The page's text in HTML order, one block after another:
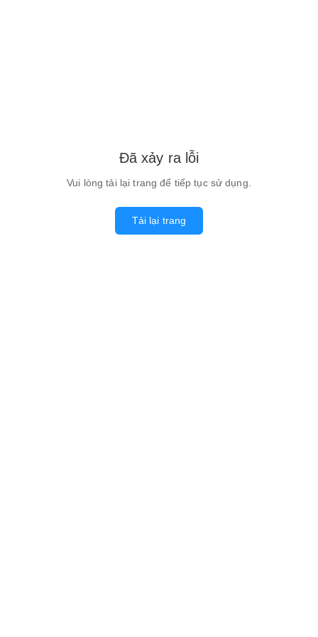
Đã xảy ra lỗi
Vui lòng tải lại trang để tiếp tục sử dụng.
Tải lại trang